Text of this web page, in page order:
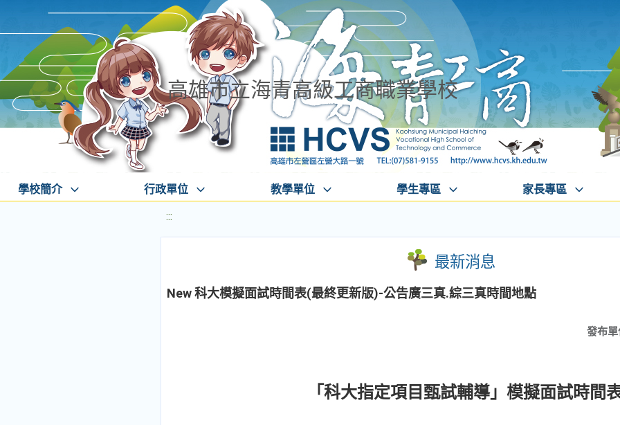
高雄市立海青高級工商職業學校
學校簡介 行政單位 教學單位 學生專區 家長專區
:::
最新消息
New 科大模擬面試時間表(最終更新版)-公告廣三真.綜三真時間地點
發布
「科大指定項目甄試輔導」模擬面試時間